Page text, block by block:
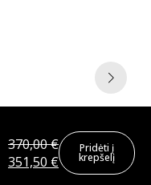
370,00€
Pradinė
351,50 €Dabartinė
kaina
Pridėti į
krepšelį